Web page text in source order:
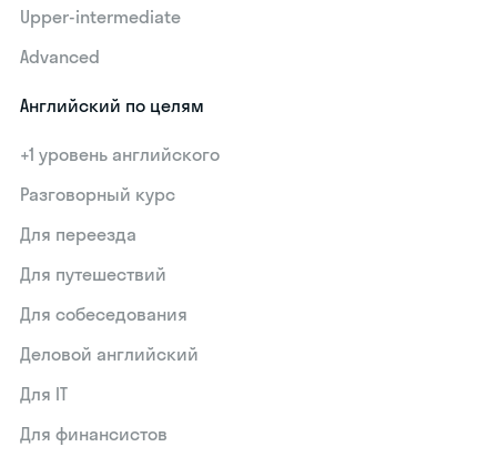
Upper-intermediate
Advanced
Английский по целям
+1 уровень английского
Разговорный курс
Для переезда
Для путешествий
Для собеседования
Деловой английский
Для IT
Для финансистов